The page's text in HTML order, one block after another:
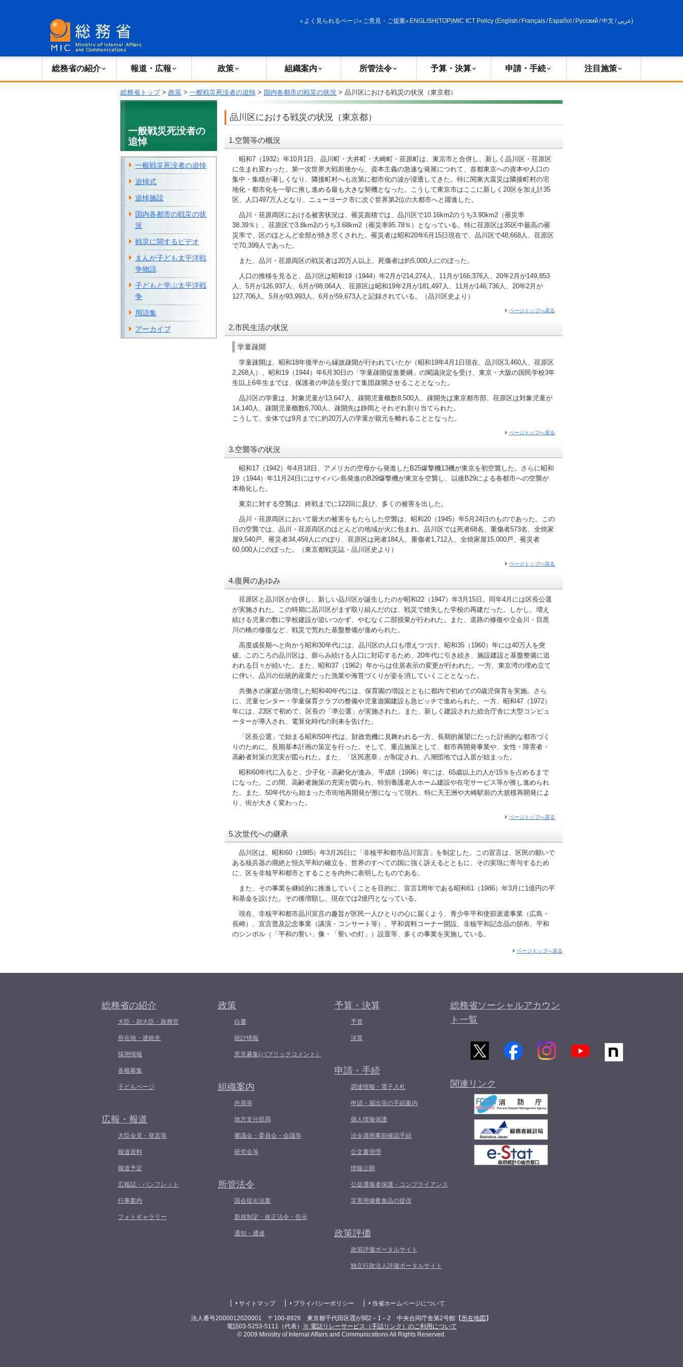
よく見られるページ ご意見・ご提案 ENGLISH(TOP)MIC ICT Policy (English / Français/ Español / Русский /中文 /عربي)
総務省の紹介 報道・広報 政策 組織案内 所管法令 予算・決算 申請・手続 注目施策
総務省トップ> 政策 > 一般戦災死没者の追悼 > 国内各都市の戦災の状況 > 品川区における戦災の状況（東京都）
品川区における戦災の状況（東京都）
1.空襲等の概況
昭和7（1932）年10月1日、品川町・大井町・大崎町・荏原町は、東京市と合併し、新しく品川区・荏原区
に生まれ変わった。第一次世界大戦前後から、資本主義の急速な発展につれて、首都東京への資本や人口の
集中・集積が著しくなり、隣接町村へも次第に都市化の波が浸透してきた。特に関東大震災は隣接町村の宅
地化・都市化を一挙に推し進める最も大きな契機となった。こうして東京市はここに新しく20区を加え計35
区、人口497万人となり、ニューヨーク市に次ぐ世界第2位の大都市へと躍進した。
品川・荏原両区における被害状況は、罹災面積では、品川区で10.16km2のうち3.90km2（罹災率
38.39％）、荏原区で3.8km2のうち3.68km2（罹災率95.78％）となっている。特に荏原区は35区中最高の罹
災率で、区のほとんど全部が焼き尽くされた。罹災者は昭和20年6月15日現在で、品川区で48,668人、荏原区
で70,399人であった。
また、品川・荏原両区の戦災者は20万人以上、死傷者は約5,000人にのぼった。
人口の推移を見ると、品川区は昭和19（1944）年2月が214,274人、11月が166,376人、20年2月が149,853
人、5月が126,937人、6月が98,064人、荏原区は昭和19年2月が181,497人、11月が146,736人、20年2月が
127,706人、5月が93,993人、6月が59,673人と記録されている。（品川区史より）
ページトップへ戻る
2.市民生活の状況
学童疎開
学童疎開は、昭和18年後半から縁故疎開が行われていたが（昭和19年4月1日現在、品川区3,460人、荏原区
2,268人）、昭和19（1944）年6月30日の「学童疎開促進要綱」の閣議決定を受け、東京・大阪の国民学校3年
生以上6年生までは、保護者の申請を受けて集団疎開させることとなった。
品川区の学童は、対象児童が13,647人、疎開児童概数8,500人、疎開先は東京都市部、荏原区は対象児童が
14,140人、疎開児童概数6,700人、疎開先は静岡とそれぞれ割り当てられた。
こうして、全体では9月までに約20万人の学童が親元を離れることとなった。
ページトップへ戻る
3.空襲等の状況
昭和17（1942）年4月18日、アメリカの空母から発進したB25爆撃機13機が東京を初空襲した。さらに昭和
19（1944）年11月24日にはサイパン島発進のB29爆撃機が東京を空襲し、以後B29による各都市への空襲が
本格化した。
東京に対する空襲は、終戦までに122回に及び、多くの被害を出した。
品川・荏原両区において最大の被害をもたらした空襲は、昭和20（1945）年5月24日のものであった。この
日の空襲では、品川・荏原両区のほとんどの地域が火に包まれ、品川区では死者68名、重傷者573名、全焼家
屋9,540戸、罹災者34,459人にのぼり、荏原区は死者184人、重傷者1,712人、全焼家屋15,000戸、罹災者
60,000人にのぼった。（東京都戦災誌・品川区史より）
ページトップへ戻る
4.復興のあゆみ
荏原区と品川区が合併し、新しい品川区が誕生したのが昭和22（1947）年3月15日。同年4月には区長公選
が実施された。この時期に品川区がまず取り組んだのは、戦災で焼失した学校の再建だった。しかし、増え
続ける児童の数に学校建設が追いつかず、やむなく二部授業が行われた。また、道路の修復や立会川・目黒
川の橋の修復など、戦災で荒れた基盤整備が進められた。
高度成長期へと向かう昭和30年代には、品川区の人口も増えつづけ、昭和35（1960）年には40万人を突
破。このころの品川区は、膨らみ続ける人口に対応するため、20年代に引き続き、施設建設と基盤整備に追
われる日々が続いた。また、昭和37（1962）年からは住居表示の変更が行われた。一方、東京湾の埋め立て
に伴い、品川の伝統的産業だった漁業や海苔づくりが姿を消していくこととなった。
共働きの家庭が急増した昭和40年代には、保育園の増設とともに都内で初めての0歳児保育を実施。さら
に、児童センター・学童保育クラブの整備や児童遊園建設も急ピッチで進められた。一方、昭和47（1972）
年には、23区で初めて、区長の「準公選」が実施された。また、新しく建設された総合庁舎に大型コンピュ
ーターが導入され、電算化時代の到来を告げた。
「区長公選」で始まる昭和50年代は、財政危機に見舞われる一方、長期的展望にたった計画的な都市づく
りのために、長期基本計画の策定を行った。そして、重点施策として、都市再開発事業や、女性・障害者・
高齢者対策の充実が図られた。また、「区民憲章」が制定され、八潮団地では入居が始まった。
昭和60年代に入ると、少子化・高齢化が進み、平成8（1996）年には、65歳以上の人が15％を占めるまで
になった。この間、高齢者施策の充実が図られ、特別養護老人ホーム建設や在宅サービス等が推し進められ
た。また、50年代から始まった市街地再開発が形になって現れ、特に天王洲や大崎駅前の大規模再開発によ
り、街が大きく変わった。
ページトップへ戻る
5.次世代への継承
品川区は、昭和60（1985）年3月26日に「非核平和都市品川宣言」を制定した。この宣言は、区民の願いで
ある核兵器の廃絶と恒久平和の確立を、世界のすべての国に強く訴えるとともに、その実現に寄与するため
に、区を非核平和都市とすることを内外に表明したものである。
また、その事業を継続的に推進していくことを目的に、宣言1周年である昭和61（1986）年3月に1億円の平
和基金を設けた。その後増額し、現在では2億円となっている。
現在、非核平和都市品川宣言の趣旨が区民一人ひとりの心に届くよう、青少年平和使節派遣事業（広島・
長崎）、宣言普及記念事業（講演・コンサート等）、平和資料コーナー開設、非核平和記念品の頒布、平和
のシンボル（「平和の誓い」像・「誓いの灯」）設置等、多くの事業を実施している。
ページトップへ戻る
一般戦災死没者の
追悼
一般戦災死没者の追悼
追悼式
追悼施設
国内各都市の戦災の状
況
戦災に関するビデオ
まんが子ども太平洋戦
争物語
子どもと学ぶ太平洋戦
争
用語集
アーカイブ
総務省の紹介
大臣・副大臣・政務官
所在地・連絡先
採用情報
各種募集
子どもページ
広報・報道
大臣会見・発言等
報道資料
報道予定
広報誌・パンフレット
行事案内
フォトギャラリー
政策
白書
統計情報
意見募集(パブリックコメント）
組織案内
外局等
地方支分部局
審議会・委員会・会議等
研究会等
所管法令
国会提出法案
新規制定・改正法令・告示
通知・通達
予算・決算
予算
決算
申請・手続
調達情報・電子入札
申請・届出等の手続案内
個人情報保護
法令適用事前確認手続
公文書管理
情報公開
公益通報者保護・コンプライアンス
災害用備蓄食品の提供
政策評価
政策評価ポータルサイト
独立行政法人評価ポータルサイト
総務省ソーシャルアカウン
ト一覧
関連リンク
サイトマップ プライバシーポリシー 当省ホームページについて
法人番号2000012020001 〒100-8926 東京都千代田区霞が関2－1－2 中央合同庁舎第2号館【 所在地図 】
電話03-5253-5111（代表）
※ 電話リレーサービス（手話リンク）のご利用について
© 2009 Ministry of Internal Affairs and Communications All Rights Reserved.